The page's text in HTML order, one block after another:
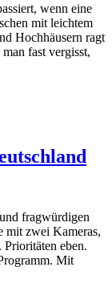
wenn eine
mit leichtem
Hochhäusern ragt
fast vergisst,
fragwürdigen
mit zwei Kameras,
eben.
Mit